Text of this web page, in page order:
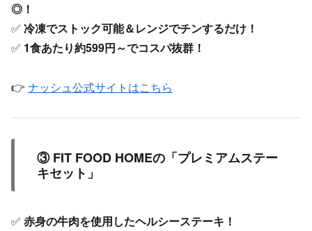
◎！
✅ 冷凍でストック可能＆レンジでチンするだけ！
✅ 1食あたり約599円～でコスパ抜群！
👉 ナッシュ公式サイトはこちら
③ FIT FOOD HOMEの「プレミアムステー
キセット」
✅ 赤身の牛肉を使用したヘルシーステーキ！